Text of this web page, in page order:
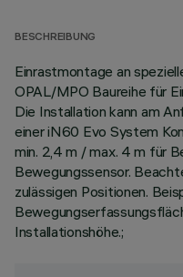
BESCHREIBUNG
Einrastmontage an
OPAL/MPO Baureihe für
Die Installation kann am
einer iN60 Evo System
min. 2,4 m / max. 4 m für
Bewegungssensor.
zulässigen Positionen.
Installationshöhe.;